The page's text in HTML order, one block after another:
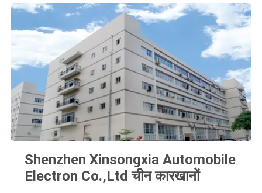
Shenzhen Xinsongxia Automobile
Electron Co.,Ltd चीन कारखानों